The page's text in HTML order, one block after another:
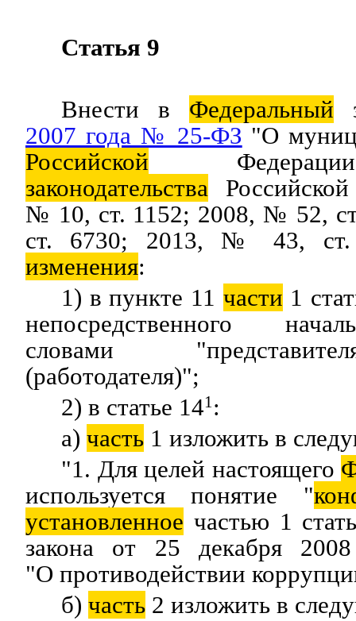
Статья 9
Внести в Федеральный
2007 года № 25-ФЗ "О
Российской
законодательства
№ 10, ст. 1152; 2008, № 52,
ст. 6730; 2013, № 43, ст.
изменения:
1) в пункте 11 части 1
непосредственного
словами
(работодателя)";
2) в статье 141 :
а) часть 1 изложить в
"1. Для целей настоящего
используется понятие "
установленное частью 1
закона от 25 декабря
"О противодействии
б) часть 2 изложить в